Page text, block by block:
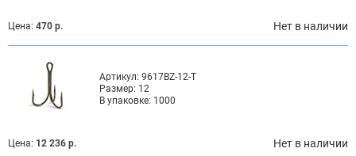
Цена: 470 р. Нет в наличии
Артикул: 9617BZ-12-T
Размер: 12
В упаковке: 1000
Цена: 12 236 р. Нет в наличии